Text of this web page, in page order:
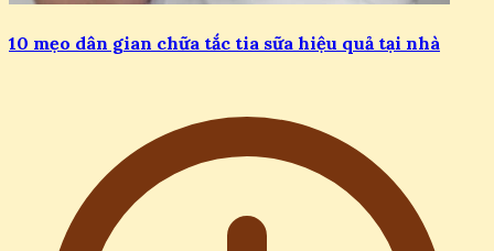
10 mẹo dân gian chữa tắc tia sữa hiệu quả tại nhà